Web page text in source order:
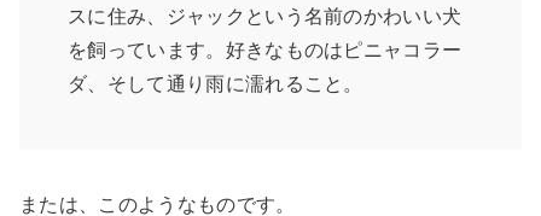
スに住み、ジャックという名前のかわいい犬
を飼っています。好きなものはピニャコラー
ダ、そして通り雨に濡れること。
または、このようなものです。